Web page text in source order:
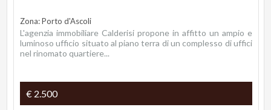
Zona: Porto d'Ascoli
L'agenzia immobiliare Calderisi propone in affitto un ampio e
luminoso ufficio situato al piano terra di un complesso di uffici
nel rinomato quartiere...
€ 2.500